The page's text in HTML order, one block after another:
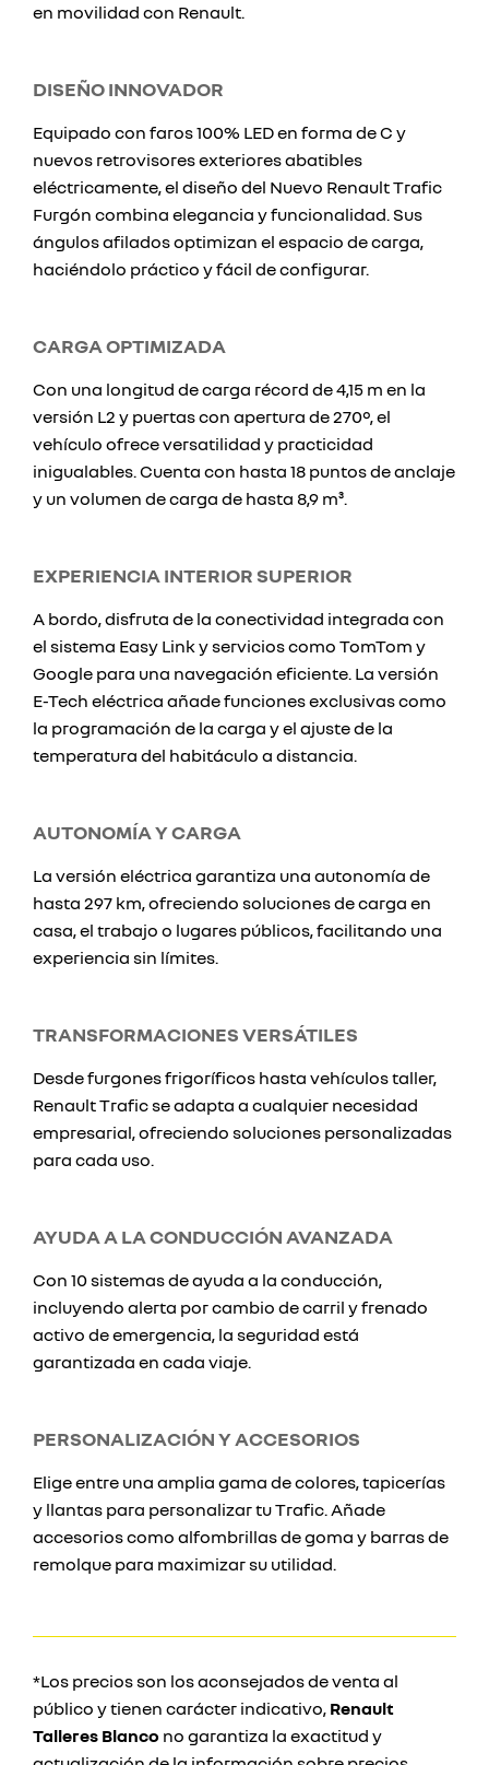
en movilidad con Renault.
DISEÑO INNOVADOR
Equipado con faros 100% LED en forma de C y
nuevos retrovisores exteriores abatibles
eléctricamente, el diseño del Nuevo Renault Trafic
Furgón combina elegancia y funcionalidad. Sus
ángulos afilados optimizan el espacio de carga,
haciéndolo práctico y fácil de configurar.
CARGA OPTIMIZADA
Con una longitud de carga récord de 4,15 m en la
versión L2 y puertas con apertura de 270°, el
vehículo ofrece versatilidad y practicidad
inigualables. Cuenta con hasta 18 puntos de anclaje
y un volumen de carga de hasta 8,9 m³.
EXPERIENCIA INTERIOR SUPERIOR
A bordo, disfruta de la conectividad integrada con
el sistema Easy Link y servicios como TomTom y
Google para una navegación eficiente. La versión
E-Tech eléctrica añade funciones exclusivas como
la programación de la carga y el ajuste de la
temperatura del habitáculo a distancia.
AUTONOMÍA Y CARGA
La versión eléctrica garantiza una autonomía de
hasta 297 km, ofreciendo soluciones de carga en
casa, el trabajo o lugares públicos, facilitando una
experiencia sin límites.
TRANSFORMACIONES VERSÁTILES
Desde furgones frigoríficos hasta vehículos taller,
Renault Trafic se adapta a cualquier necesidad
empresarial, ofreciendo soluciones personalizadas
para cada uso.
AYUDA A LA CONDUCCIÓN AVANZADA
Con 10 sistemas de ayuda a la conducción,
incluyendo alerta por cambio de carril y frenado
activo de emergencia, la seguridad está
garantizada en cada viaje.
PERSONALIZACIÓN Y ACCESORIOS
Elige entre una amplia gama de colores, tapicerías
y llantas para personalizar tu Trafic. Añade
accesorios como alfombrillas de goma y barras de
remolque para maximizar su utilidad.
*Los precios son los aconsejados de venta al
público y tienen carácter indicativo, Renault
Talleres Blanco no garantiza la exactitud y